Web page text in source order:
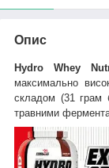
Опис
Hydro Whey
максимально
складом (31 грам
травними